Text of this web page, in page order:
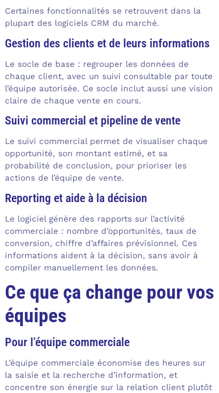
Certaines fonctionnalités se retrouvent dans la
plupart des logiciels CRM du marché.
Gestion des clients et de leurs informations
Le socle de base : regrouper les données de
chaque client, avec un suivi consultable par toute
l’équipe autorisée. Ce socle inclut aussi une vision
claire de chaque vente en cours.
Suivi commercial et pipeline de vente
Le suivi commercial permet de visualiser chaque
opportunité, son montant estimé, et sa
probabilité de conclusion, pour prioriser les
actions de l’équipe de vente.
Reporting et aide à la décision
Le logiciel génère des rapports sur l’activité
commerciale : nombre d’opportunités, taux de
conversion, chiffre d’affaires prévisionnel. Ces
informations aident à la décision, sans avoir à
compiler manuellement les données.
Ce que ça change pour vos
équipes
Pour l’équipe commerciale
L’équipe commerciale économise des heures sur
la saisie et la recherche d’information, et
concentre son énergie sur la relation client plutôt